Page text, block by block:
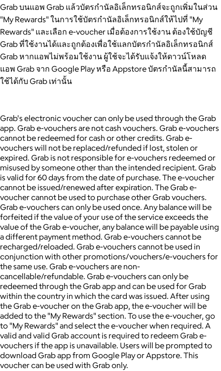
Grab บนแอพ Grab แล้วบัตรกำนัลอิเล็กทรอนิกส์จะถูกเพิ่มในส่วน
"My Rewards" ในการใช้บัตรกำนัลอิเล็กทรอนิกส์ให้ไปที่ "My
Rewards" และเลือก e-voucher เมื่อต้องการใช้งาน ต้องใช้บัญชี
Grab ที่ใช้งานได้และถูกต้องเพื่อใช้แลกบัตรกำนัลอิเล็กทรอนิกส์
Grab หากแอพไม่พร้อมใช้งาน ผู้ใช้จะได้รับแจ้งให้ดาวน์โหลด
แอพ Grab จาก Google Play หรือ Appstore บัตรกำนัลนี้สามารถ
ใช้ได้กับ Grab เท่านั้น
Grab's electronic voucher can only be used through the Grab
app. Grab e-vouchers are not cash vouchers. Grab e-vouchers
cannot be redeemed for cash or other credits. Grab e-
vouchers will not be replaced/refunded if lost, stolen or
expired. Grab is not responsible for e-vouchers redeemed or
misused by someone other than the intended recipient. Grab
is valid for 60 days from the date of purchase. The e-voucher
cannot be issued/renewed after expiration. The Grab e-
voucher cannot be used to purchase other Grab vouchers.
Grab e-vouchers can only be used once. Any balance will be
forfeited if the value of your use of the service exceeds the
value of the Grab e-voucher, any balance will be payable using
a different payment method. Grab e-vouchers cannot be
recharged/reloaded. Grab e-vouchers cannot be used in
conjunction with other promotions/vouchers/e-vouchers for
the same use. Grab e-vouchers are non-
cancellable/refundable. Grab e-vouchers can only be
redeemed through the Grab app and can be used for Grab
within the country in which the card was issued. After using
the Grab e-voucher on the Grab app, the e-voucher will be
added to the "My Rewards" section. To use the e-voucher, go
to "My Rewards" and select the e-voucher when required. A
valid and valid Grab account is required to redeem Grab e-
vouchers if the app is unavailable. Users will be prompted to
download Grab app from Google Play or Appstore. This
voucher can be used with Grab only.